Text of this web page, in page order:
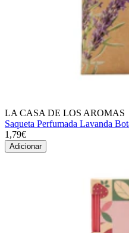
LA CASA DE LOS AROMAS
Saqueta Perfumada Lavanda
1,79€
Adicionar